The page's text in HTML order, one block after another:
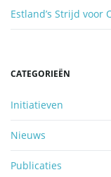
Estland’s Strijd
CATEGORIEËN
Initiatieven
Nieuws
Publicaties